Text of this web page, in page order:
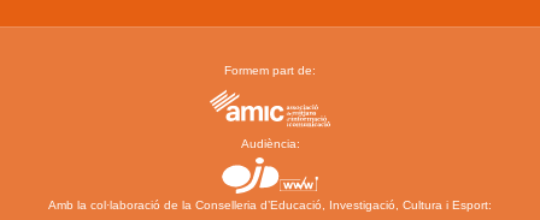
Formem part de:
Audiència:
Amb la col·laboració de la Conselleria d’Educació, Investigació, Cultura i Esport: